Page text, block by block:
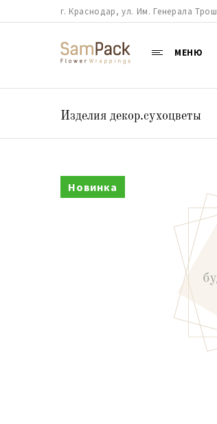
г. Краснодар, ул. Им. Генерала
МЕНЮ
Изделия декор.сухоцветы
Новинка